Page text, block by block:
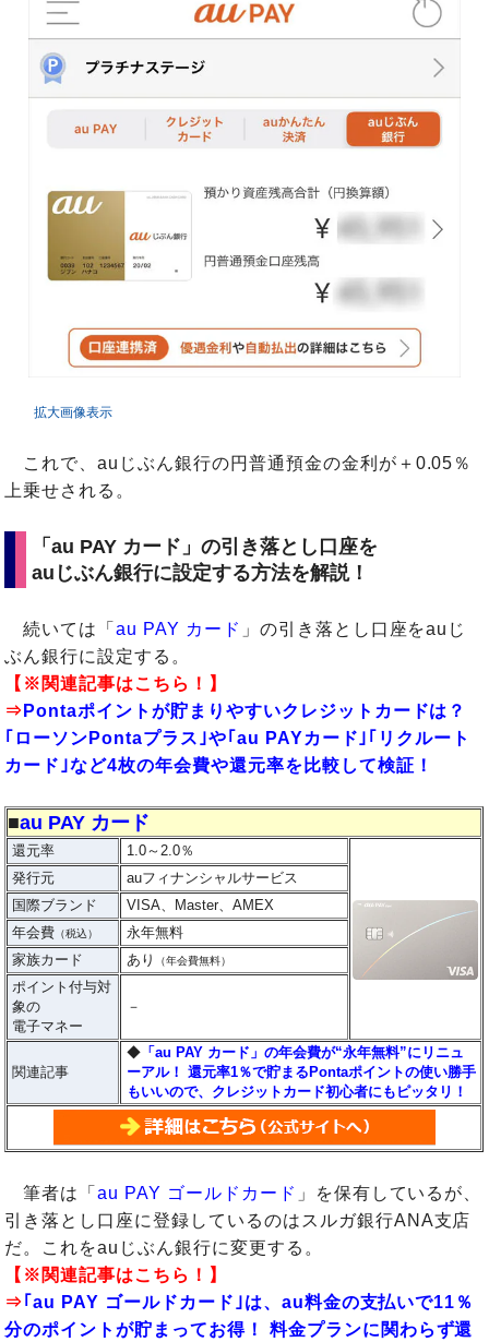
拡大画像表示
これで、auじぶん銀行の円普通預金の金利が＋0.05％
上乗せされる。
「au PAY カード」の引き落とし口座を
auじぶん銀行に設定する方法を解説！
続いては「au PAY カード 」の引き落とし口座をauじ
ぶん銀行に設定する。
【※関連記事はこちら！】
⇒ Pontaポイントが貯まりやすいクレジットカードは？
｢ローソンPontaプラス｣や｢au PAYカード｣｢リクルート
カード｣など4枚の年会費や還元率を比較して検証！
■au PAY カード
還元率
1.0～2.0％
発行元
auフィナンシャルサービス
国際ブランド
VISA、Master、AMEX
年会費 （税込）
永年無料
家族カード
あり （年会費無料）
ポイント付与対
象の
電子マネー
－
関連記事
◆ 「au PAY カード」の年会費が“永年無料”にリニュ
ーアル！ 還元率1％で貯まるPontaポイントの使い勝手
もいいので、クレジットカード初心者にもピッタリ！
筆者は「au PAY ゴールドカード 」を保有しているが、
引き落とし口座に登録しているのはスルガ銀行ANA支店
だ。これをauじぶん銀行に変更する。
【※関連記事はこちら！】
⇒｢au PAY ゴールドカード｣は、au料金の支払いで11％
分のポイントが貯まってお得！ 料金プランに関わらず還